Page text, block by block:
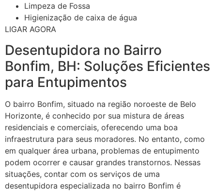
Limpeza de Fossa
Higienização de caixa de água
LIGAR AGORA
Desentupidora no Bairro
Bonfim, BH: Soluções Eficientes
para Entupimentos
O bairro Bonfim, situado na região noroeste de Belo
Horizonte, é conhecido por sua mistura de áreas
residenciais e comerciais, oferecendo uma boa
infraestrutura para seus moradores. No entanto, como
em qualquer área urbana, problemas de entupimento
podem ocorrer e causar grandes transtornos. Nessas
situações, contar com os serviços de uma
desentupidora especializada no bairro Bonfim é